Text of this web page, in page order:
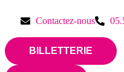
Contactez-nous
BILLETTERIE